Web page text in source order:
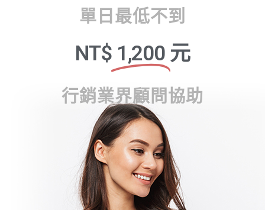
單日最低不到
NT$ 1,200 元
行銷業界顧問協助